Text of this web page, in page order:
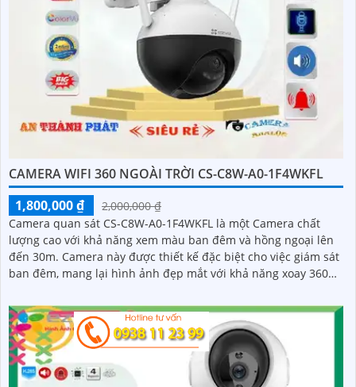
CAMERA WIFI 360 NGOÀI TRỜI CS-C8W-A0-1F4WKFL
1,800,000 ₫
2,000,000 ₫
Camera quan sát CS-C8W-A0-1F4WKFL là một Camera chất
lượng cao với khả năng xem màu ban đêm và hồng ngoại lên
đến 30m. Camera này được thiết kế đặc biệt cho việc giám sát
ban đêm, mang lại hình ảnh đẹp mắt với khả năng xoay 360